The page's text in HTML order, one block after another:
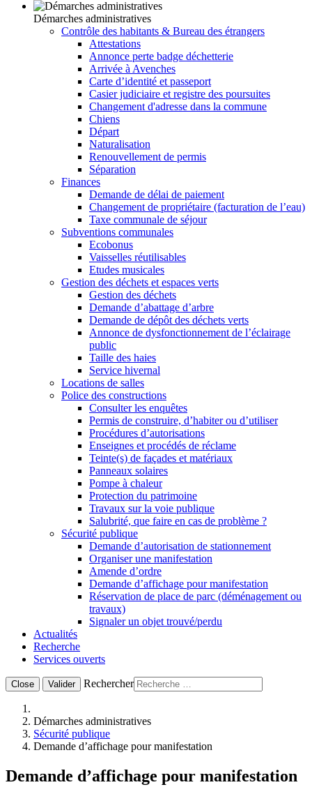
Démarches administratives
Contrôle des habitants & Bureau des étrangers
Attestations
Annonce perte badge déchetterie
Arrivée à Avenches
Carte d’identité et passeport
Casier judiciaire et registre des poursuites
Changement d'adresse dans la commune
Chiens
Départ
Naturalisation
Renouvellement de permis
Séparation
Finances
Demande de délai de paiement
Changement de propriétaire (facturation de l’eau)
Taxe communale de séjour
Subventions communales
Ecobonus
Vaisselles réutilisables
Etudes musicales
Gestion des déchets et espaces verts
Gestion des déchets
Demande d’abattage d’arbre
Demande de dépôt des déchets verts
Annonce de dysfonctionnement de l’éclairage
public
Taille des haies
Service hivernal
Locations de salles
Police des constructions
Consulter les enquêtes
Permis de construire, d’habiter ou d’utiliser
Procédures d’autorisations
Enseignes et procédés de réclame
Teinte(s) de façades et matériaux
Panneaux solaires
Pompe à chaleur
Protection du patrimoine
Travaux sur la voie publique
Salubrité, que faire en cas de problème ?
Sécurité publique
Demande d’autorisation de stationnement
Organiser une manifestation
Amende d’ordre
Demande d’affichage pour manifestation
Réservation de place de parc (déménagement ou
travaux)
Signaler un objet trouvé/perdu
Actualités
Recherche
Services ouverts
Close Valider Rechercher
Démarches administratives
Sécurité publique
Demande d’affichage pour manifestation
Demande d’affichage pour manifestation